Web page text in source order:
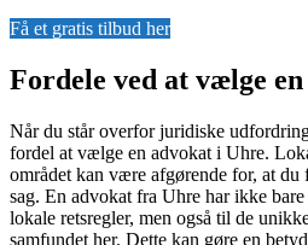
Få et gratis tilbud her
Fordele ved at vælge
Når du står overfor juridiske
fordel at vælge en advokat i Uhre.
området kan være afgørende for, at du
sag. En advokat fra Uhre har ikke
lokale retsregler, men også til de
samfundet her. Dette kan gøre en